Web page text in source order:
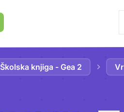
Školska knjiga - Gea 2